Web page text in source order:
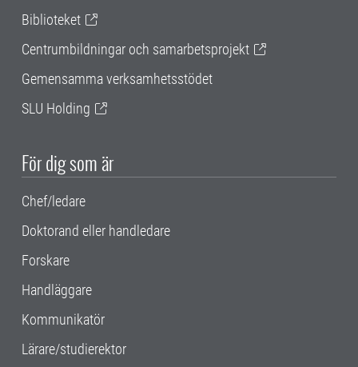
Biblioteket
Centrumbildningar och samarbetsprojekt
Gemensamma verksamhetsstödet
SLU Holding
För dig som är
Chef/ledare
Doktorand eller handledare
Forskare
Handläggare
Kommunikatör
Lärare/studierektor